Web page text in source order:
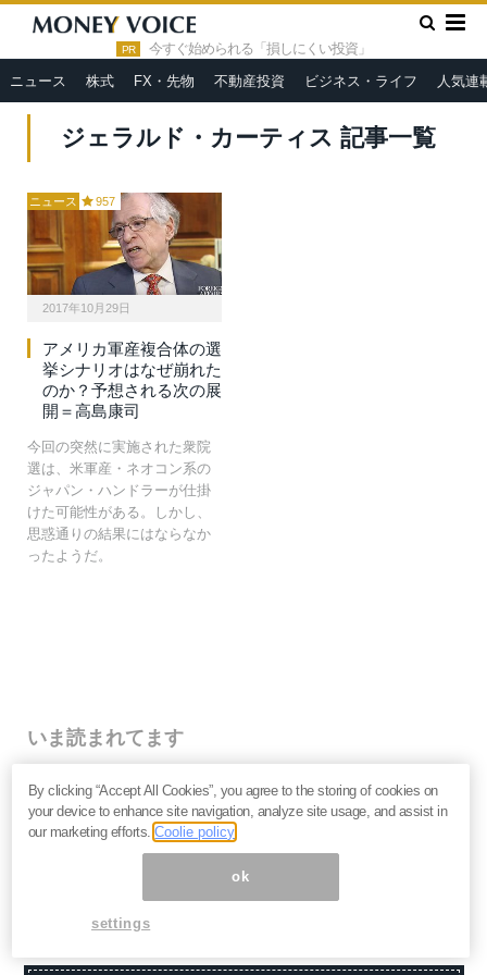
PR 今すぐ始められる「損しにくい投資」
ニュース 株式 FX・先物 不動産投資 ビジネス・ライフ 人気連
HOME » ジェラルド・カーティス
ジェラルド・カーティス 記事一覧
ニュース 957
2017年10月29日
アメリカ軍産複合体の選
挙シナリオはなぜ崩れた
のか？予想される次の展
開＝高島康司
今回の突然に実施された衆院
選は、米軍産・ネオコン系の
ジャパン・ハンドラーが仕掛
けた可能性がある。しかし、
思惑通りの結果にはならなか
ったようだ。
いま読まれてます
株価乱高下「アドバンテスト」は買いか？AI特需の行方
と投資リスクを解説＝江口裕臣
株価下落「三菱重工」今が買い？長期投資家が見るべ
き“防衛だけじゃない”強さと投資リスク＝栫井駿介
優待新設「大黒屋HD」は買いか？仕手株説をどう見る
By clicking “Accept All Cookies”, you agree to the storing of cookies on
your device to enhance site navigation, analyze site usage, and assist in
our marketing efforts.Coolie policy
ok
settings